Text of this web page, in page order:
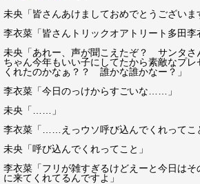
未央「皆さんあけましておめでとうございま
李衣菜「皆さんトリックオアトリート多田李
未央「あれー、声が聞こえたぞ？ サンタ
ちゃん今年もいい子にしてたから素敵なプレ
くれたのかなぁ？？ 誰かな誰かなー？」
李衣菜「今日のっけからすごいな……」
未央「……」
李衣菜「……えっウソ呼び込んでくれってこ
未央「呼び込んでくれってこと」
李衣菜「フリが雑すぎるけどえーと今日はそ
に来てくれてるんですよ」